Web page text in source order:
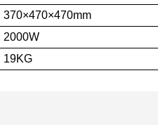
370×470×470mm
2000W
19KG